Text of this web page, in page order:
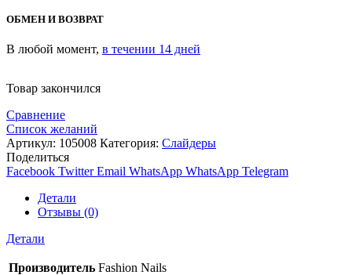
ОБМЕН И ВОЗВРАТ
В любой момент, в течении 14 дней
Товар закончился
Сравнение
Список желаний
Артикул: 105008 Категория: Слайдеры
Поделиться
Facebook Twitter Email WhatsApp WhatsApp Telegram
Детали
Отзывы (0)
Детали
Производитель Fashion Nails